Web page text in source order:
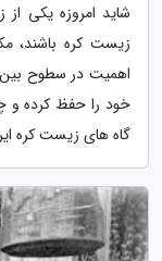
شاید امروزه یکی
زیست کره باشند،
اهمیت در سطوح
خود را حفظ کرده و
گاه های زیست کره